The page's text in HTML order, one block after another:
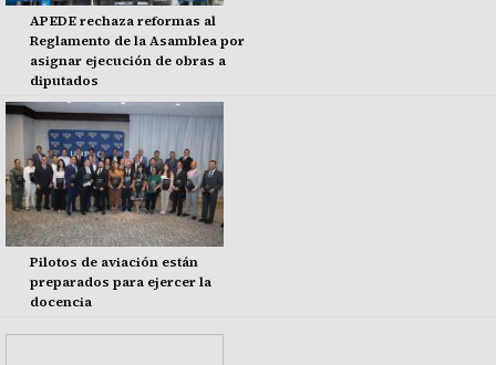
APEDE rechaza reformas al
Reglamento de la Asamblea por
asignar ejecución de obras a
diputados
Pilotos de aviación están
preparados para ejercer la
docencia